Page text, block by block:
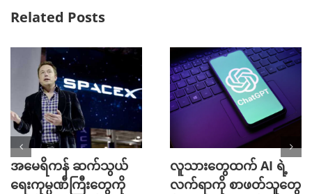
Related Posts
အမေရိကန် ဆက်သွယ်
ရေးကုမ္ပဏီကြီးတွေကို
လူသားတွေထက် AI ရဲ့
လက်ရာကို စာဖတ်သူတွေ